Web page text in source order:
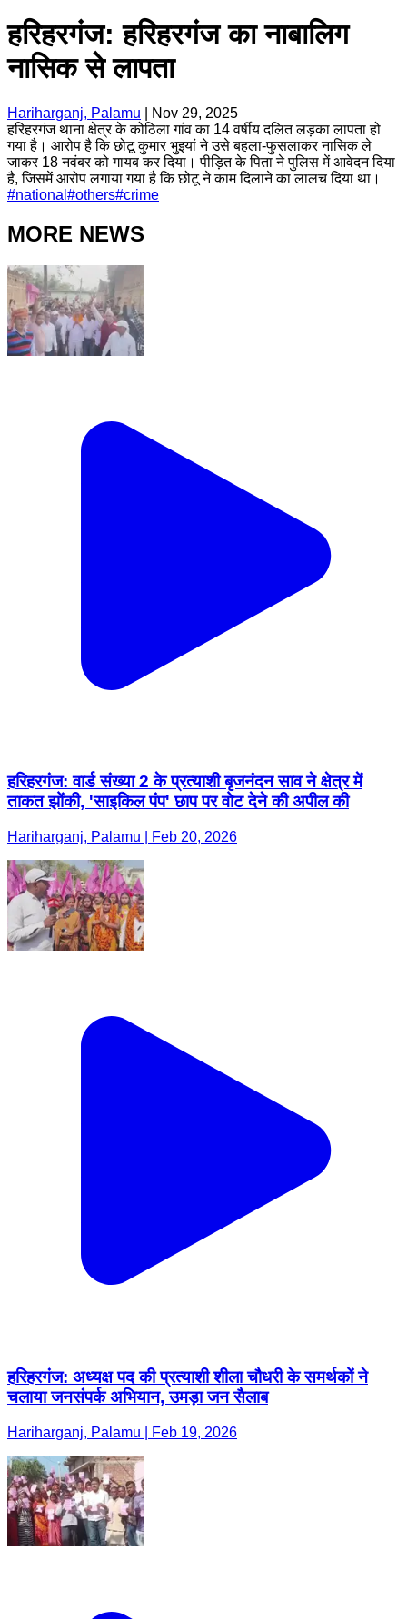
हरिहरगंज: हरिहरगंज का नाबालिग
नासिक से लापता
Hariharganj, Palamu
Nov 29, 2025
हरिहरगंज थाना क्षेत्र के कोठिला गांव का 14 वर्षीय दलित लड़का लापता हो
गया है। आरोप है कि छोटू कुमार भुइयां ने उसे बहला-फुसलाकर नासिक ले
जाकर 18 नवंबर को गायब कर दिया। पीड़ित के पिता ने पुलिस में आवेदन दिया
है, जिसमें आरोप लगाया गया है कि छोटू ने काम दिलाने का लालच दिया था।
#national #others#crime
MORE NEWS
हरिहरगंज: वार्ड संख्या 2 के प्रत्याशी बृजनंदन साव ने क्षेत्र में
ताकत झोंकी, 'साइकिल पंप' छाप पर वोट देने की अपील की
Hariharganj, Palamu | Feb 20, 2026
हरिहरगंज: अध्यक्ष पद की प्रत्याशी शीला चौधरी के समर्थकों ने
चलाया जनसंपर्क अभियान, उमड़ा जन सैलाब
Hariharganj, Palamu | Feb 19, 2026